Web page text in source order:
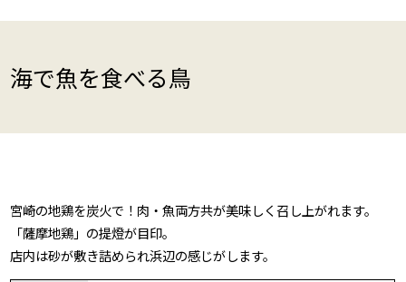
海で魚を食べる鳥
宮崎の地鶏を炭火で！肉・魚両方共が美味しく召し上がれます。
「薩摩地鶏」の提燈が目印。
店内は砂が敷き詰められ浜辺の感じがします。